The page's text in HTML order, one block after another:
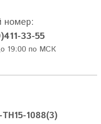
номер:
33-55
19:00 по МСК
1088(3)